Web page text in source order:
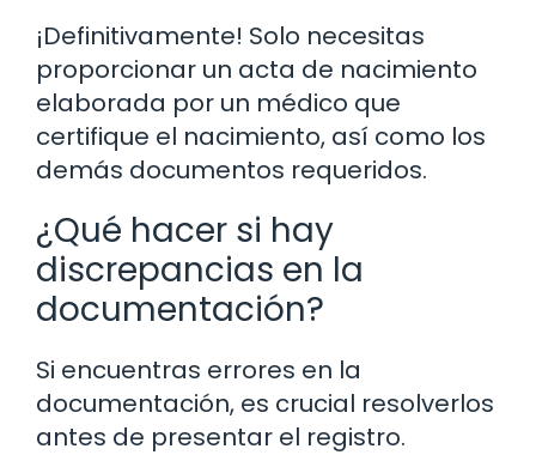
¡Definitivamente! Solo necesitas
proporcionar un acta de nacimiento
elaborada por un médico que
certifique el nacimiento, así como los
demás documentos requeridos.
¿Qué hacer si hay
discrepancias en la
documentación?
Si encuentras errores en la
documentación, es crucial resolverlos
antes de presentar el registro.